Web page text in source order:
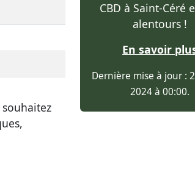
CBD à Saint-Céré
alentours !
En savoir
Dernière mise à jour :
2024 à 00:00.